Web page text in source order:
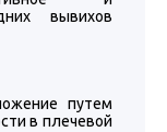
вывихов
путем
в плечевой